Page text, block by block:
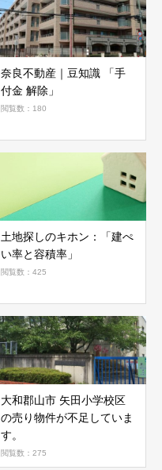
奈良不動産｜豆知識 「手
付金 解除」
閲覧数：180
土地探しのキホン：「建ぺ
い率と容積率」
閲覧数：425
大和郡山市 矢田小学校区
の売り物件が不足していま
す。
閲覧数：275